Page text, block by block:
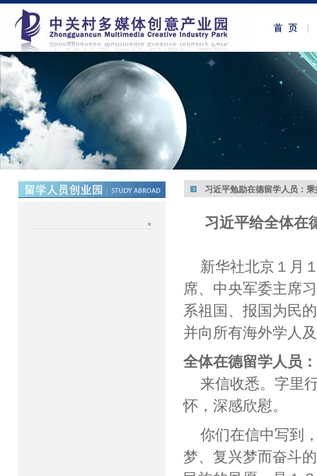
习近平勉励在德留学人员：
习近平给全体在
新华社北京１月
席、中央军委主席
系祖国、报国为民
并向所有海外学人
全体在德留学人员：
来信收悉。字里
怀，深感欣慰。
你们在信中写到
梦、复兴梦而奋斗